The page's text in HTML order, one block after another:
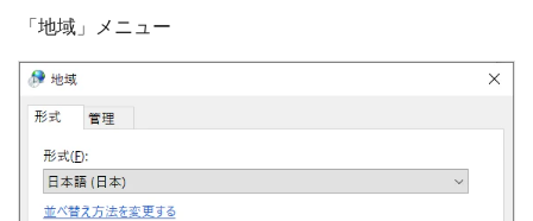
「地域」メニュー